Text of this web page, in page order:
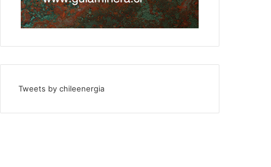
Tweets by chileenergia